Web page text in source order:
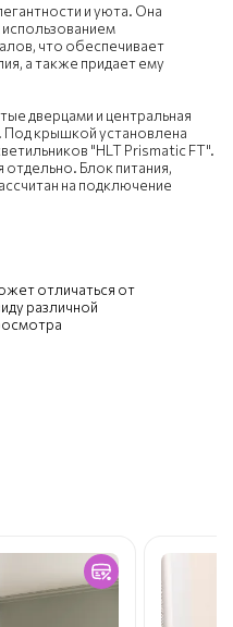
и уюта. Она
что обеспечивает
а также придает ему
дверцами и центральная
Под крышкой установлена
"HLT Prismatic FT".
Блок питания,
на подключение
отличаться от
различной